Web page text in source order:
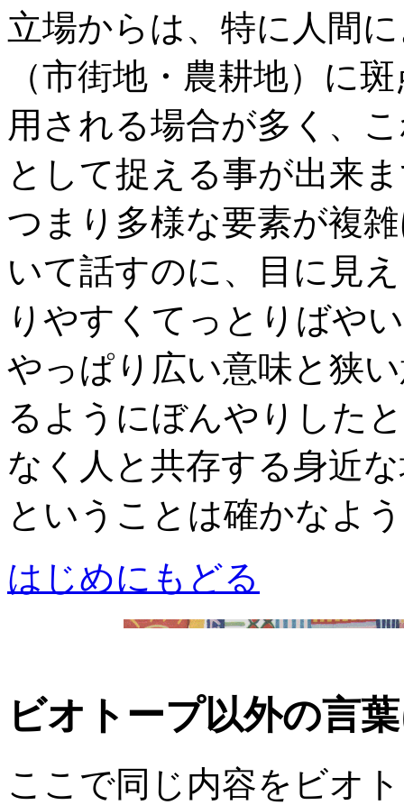
立場からは、特に人間
（市街地・農耕地）に
用される場合が多く、
として捉える事が出来
つまり多様な要素が複
いて話すのに、目に見
りやすくてっとりばや
やっぱり広い意味と狭
るようにぼんやりした
なく人と共存する身近
ということは確かなよ
はじめにもどる
ビオトープ以外の言
ここで同じ内容をビオ